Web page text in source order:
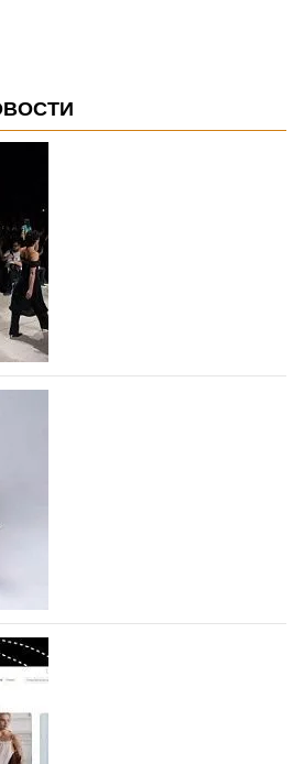
неделе моды
Московской неделе моды,
столице с 26 сентября
1047 заявок. Примерно
прислали дизайнеры,
были представлены в…
свои новинки на Euro
Lihuang Footwear
в 2011 году и расположенная в